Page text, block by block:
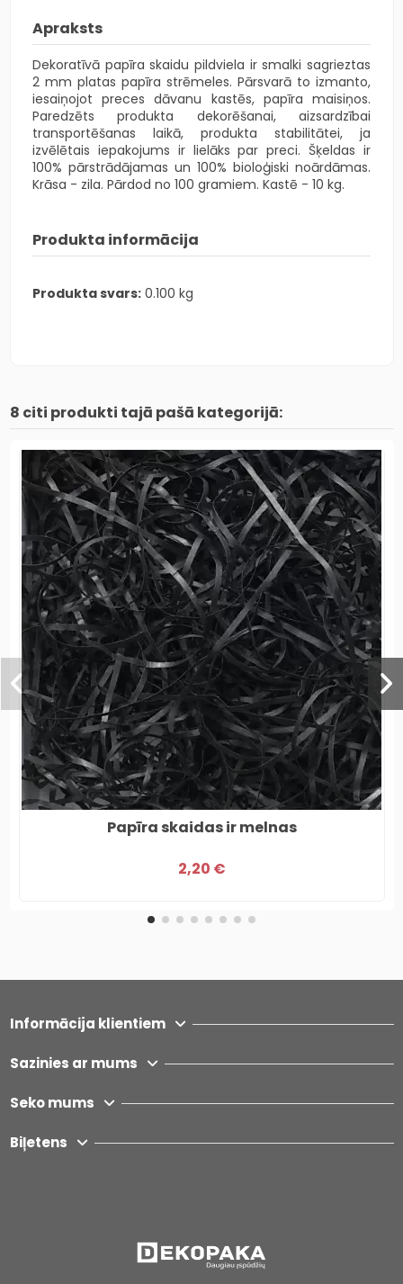
Apraksts
Dekoratīvā papīra skaidu pildviela ir smalki sagrieztas
2 mm platas papīra strēmeles. Pārsvarā to izmanto,
iesaiņojot preces dāvanu kastēs, papīra maisiņos.
Paredzēts produkta dekorēšanai, aizsardzībai
transportēšanas laikā, produkta stabilitātei, ja
izvēlētais iepakojums ir lielāks par preci. Šķeldas ir
100% pārstrādājamas un 100% bioloģiski noārdāmas.
Krāsa - zila. Pārdod no 100 gramiem. Kastē - 10 kg.
Produkta informācija
Produkta svars: 0.100 kg
8 citi produkti tajā pašā kategorijā:
Papīra skaidas ir melnas
2,20 €
Informācija klientiem
Sazinies ar mums
Seko mums
Biļetens